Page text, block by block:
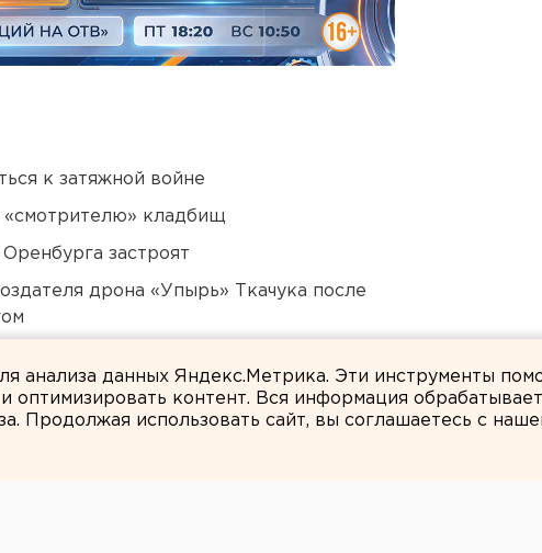
к затяжной войне
кладбищ
застроят
дрона «Упырь» Ткачука после
анализа данных Яндекс.Метрика. Эти инструменты
оптимизировать контент. Вся информация
Продолжая использовать сайт, вы соглашаетесь с